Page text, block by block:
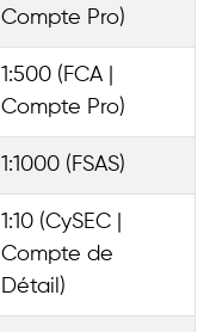
Compte Pro)
1:500 (FCA |
Compte Pro)
1:1000 (FSAS)
1:10 (CySEC |
Compte de
Détail)